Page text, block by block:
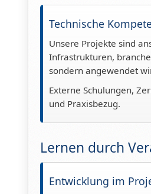
Technische
Unsere Projekte sind
Infrastrukturen,
sondern angewendet
Externe Schulungen,
und Praxisbezug.
Lernen durch
Entwicklung im